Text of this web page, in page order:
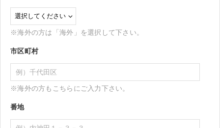
※海外の方は「海外」を選択して下さい。
市区町村
※海外の方もこちらにご入力下さい。
番地